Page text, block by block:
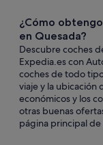
¿Cómo
en Quesada?
Descubre coches
Expedia.es con
coches de todo
viaje y la ubicación
económicos y los
otras buenas
página principal